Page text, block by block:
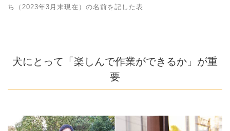
ち（2023年3月末現在）の名前を記した表
犬にとって「楽しんで作業ができるか」が重
要